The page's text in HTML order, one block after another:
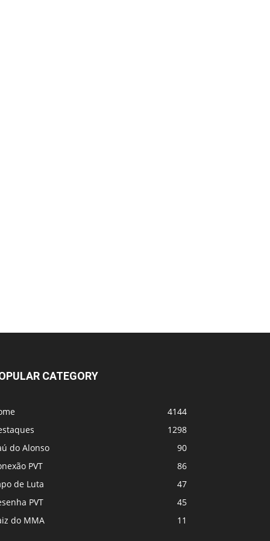
CATEGORY
4144
1298
do Alonso
90
PVT
86
de Luta
47
PVT
45
do MMA
11